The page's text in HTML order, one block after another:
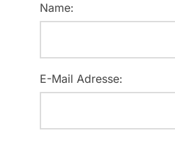
Name:
E-Mail Adresse: